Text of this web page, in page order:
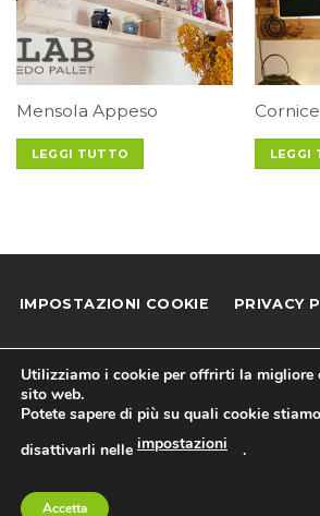
Mensola Appeso
LEGGI TUTTO LEGGI
IMPOSTAZIONI COOKIE PRIVACY
COOKIE POLICY NEWSLETTER
C.F. e P.I.: 03644880167• R.E.A.
mondopallets@pec.it • Codice
Utilizziamo i cookie per offrirti la migliore
sito web.
Potete sapere di più su quali cookie
disattivarli nelle impostazioni .
Accetta